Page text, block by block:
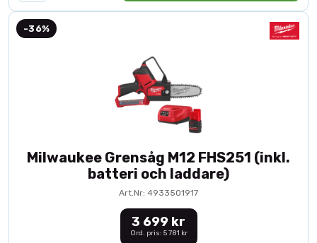
-36%
Milwaukee Grensåg M12 FHS251 (inkl.
batteri och laddare)
Art.Nr: 4933501917
3 699 kr
Ord. pris: 5 781 kr